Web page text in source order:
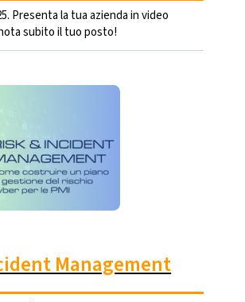
Presenta la tua azienda in video
subito il tuo posto!
Management